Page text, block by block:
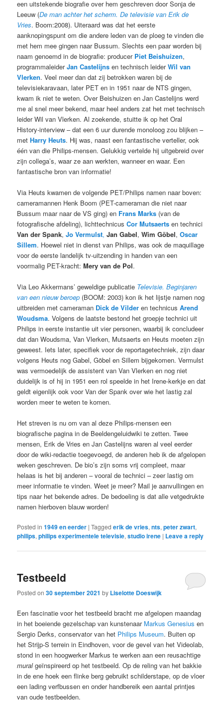
een uitstekende biografie over hem geschreven door Sonja de
Leeuw (De man achter het scherm. De televisie van Erik de
Vries. Boom:2008). Uiteraard was dat het eerste
aanknopingspunt om die andere leden van de ploeg te vinden die
met hem mee gingen naar Bussum. Slechts een paar worden bij
naam genoemd in de biografie: producer Piet Beishuizen,
programmaleiderJan Castelijns en technisch leiderWil van
Vlerken. Veel meer dan dat zij betrokken waren bij de
televisiekaravaan, later PET en in 1951 naar de NTS gingen,
kwam ik niet te weten. Over Beishuizen en Jan Castelijns werd
me al snel meer bekend, maar heel anders zat het met technisch
leider Wil van Vlerken. Al zoekende, stuitte ik op het Oral
History-interview – dat een 6 uur durende monoloog zou blijken –
metHarry Heuts. Hij was, naast een fantastische verteller, ook
één van die Philips-mensen. Gelukkig vertelde hij uitgebreid over
zijn collega’s, waar ze aan werkten, wanneer en waar. Een
fantastische bron van informatie!
Via Heuts kwamen de volgende PET/Philips namen naar boven:
cameramannen Henk Boom (PET-cameraman die niet naar
Bussum maar naar de VS ging) en Frans Marks (van de
fotografische afdeling), lichttechnicusCor Mutsaerts en technici
Van der Spank,Jo Vermulst, Jan Gabel,Wim Göbel,Oscar
Sillem. Hoewel niet in dienst van Philips, was ook de maquillage
voor de eerste landelijk tv-uitzending in handen van een
voormalig PET-kracht:Mery van de Pol.
Via Leo Akkermans’ geweldige publicatie Televisie. Beginjaren
van een nieuw beroep (BOOM: 2003) kon ik het lijstje namen nog
uitbreiden met cameraman Dick de Vilder en technicusArend
Woudsma. Volgens de laatste bestond het groepje technici uit
Philips in eerste instantie uit vier personen, waarbij ik concludeer
dat dan Woudsma, Van Vlerken, Mutsaerts en Heuts moeten zijn
geweest. Iets later, specifiek voor de reportagetechniek, zijn daar
volgens Heuts nog Gabel, Göbel en Sillem bijgekomen. Vermulst
was vermoedelijk de assistent van Van Vlerken en nog niet
duidelijk is of hij in 1951 een rol speelde in het Irene-kerkje en dat
geldt eigenlijk ook voor Van der Spank over wie het lastig zal
worden meer te weten te komen.
Het streven is nu om van al deze Philips-mensen een
biografische pagina in de Beeldengeluidwiki te zetten. Twee
mensen, Erik de Vries en Jan Castelijns waren al veel eerder
door de wiki-redactie toegevoegd, de anderen heb ik de afgelopen
weken geschreven. De bio’s zijn soms vrij compleet, maar
helaas is het bij anderen – vooral de technici – zeer lastig om
meer informatie te vinden. Weet je meer? Mail je aanvullingen en
tips naar het bekende adres. De bedoeling is dat alle vetgedrukte
namen hierboven blauw worden!
Posted in 1949 en eerder |Tagged erik de vries,nts,peter zwart,
philips,philips experimentele televisie,studio irene | Leave a reply
Testbeeld
Posted on30 september 2021 by Liselotte Doeswijk
Een fascinatie voor het testbeeld bracht me afgelopen maandag
in het boeiende gezelschap van kunstenaar Markus Genesius en
Sergio Derks, conservator van het Philips Museum. Buiten op
het Strijp-S terrein in Eindhoven, voor de gevel van het Videolab,
stond in een hoogwerker Markus te werken aan een reusachtige
muralgeïnspireerd op het testbeeld. Op de reling van het bakkie
in de ene hoek een flinke berg gebruikt schilderstape, op de vloer
een lading verfbussen en onder handbereik een aantal printjes
van oude testbeelden.